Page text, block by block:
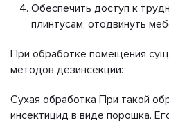
Обеспечить доступ к
плинтусам, отодвинуть
При обработке помещения
методов дезинсекции:
Сухая обработка При такой
инсектицид в виде порошка.